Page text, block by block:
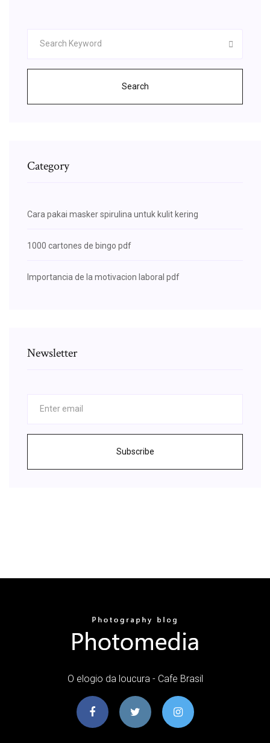
Search
Category
Cara pakai masker spirulina untuk kulit kering
1000 cartones de bingo pdf
Importancia de la motivacion laboral pdf
Newsletter
Subscribe
O elogio da loucura - Cafe Brasil